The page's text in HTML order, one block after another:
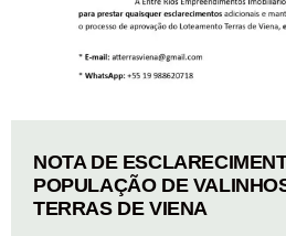
NOTA DE
POPULAÇÃO DE
TERRAS DE VIENA